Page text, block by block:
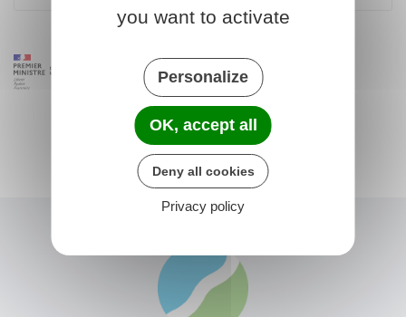
you want to activate
Personalize
OK, accept all
Deny all cookies
Privacy policy